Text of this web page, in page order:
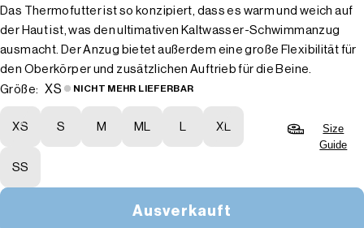
Das Thermofutter ist so konzipiert, dass es warm und weich auf
der Haut ist, was den ultimativen Kaltwasser-Schwimmanzug
ausmacht. Der Anzug bietet außerdem eine große Flexibilität für
den Oberkörper und zusätzlichen Auftrieb für die Beine.
Größe:
XS NICHT MEHR LIEFERBAR
XS S M ML XL
SS
Size
Guide
Ausverkauft